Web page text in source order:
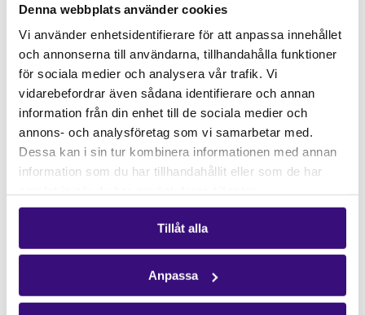
Denna webbplats använder cookies
Vi använder enhetsidentifierare för att anpassa innehållet
och annonserna till användarna, tillhandahålla funktioner
för sociala medier och analysera vår trafik. Vi
vidarebefordrar även sådana identifierare och annan
information från din enhet till de sociala medier och
annons- och analysföretag som vi samarbetar med.
Dessa kan i sin tur kombinera informationen med annan
information som du har tillhandahållit eller som de har
Tillåt alla
Anpassa
En
natt
på
ett
skyddat
boende
mängd
Lägg till i varukorg
Relaterade produkter